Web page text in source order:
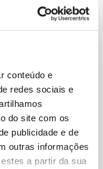
conteúdo e
redes sociais e
do site com os
publicidade e de
outras informações
a partir da sua
pessoa, imagem
do
torre de Babel
grande esforço,